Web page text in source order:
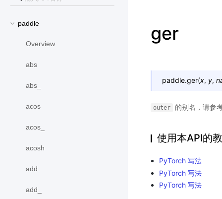
paddle
Overview
abs
abs_
acos
acos_
acosh
add
add_
ger
paddle.ger(x, y,
outer 的别名，请参
使用本API的
PyTorch 写法
PyTorch 写法
PyTorch 写法